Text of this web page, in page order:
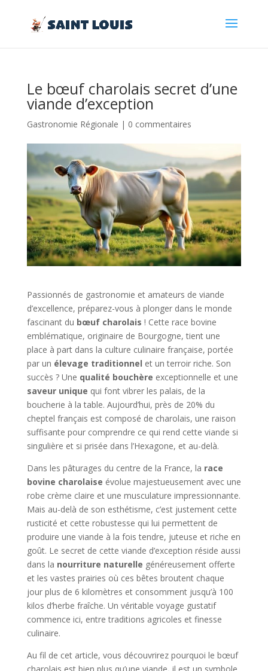
Le bœuf charolais secret d’une
viande d’exception
Gastronomie Régionale | 0 commentaires
Passionnés de gastronomie et amateurs de viande
d’excellence, préparez-vous à plonger dans le monde
fascinant du bœuf charolais ! Cette race bovine
emblématique, originaire de Bourgogne, tient une
place à part dans la culture culinaire française, portée
par un élevage traditionnel et un terroir riche. Son
succès ? Une qualité bouchère exceptionnelle et une
saveur unique qui font vibrer les palais, de la
boucherie à la table. Aujourd’hui, près de 20% du
cheptel français est composé de charolais, une raison
suffisante pour comprendre ce qui rend cette viande si
singulière et si prisée dans l’Hexagone, et au-delà.
Dans les pâturages du centre de la France, la race
bovine charolaise évolue majestueusement avec une
robe crème claire et une musculature impressionnante.
Mais au-delà de son esthétisme, c’est justement cette
rusticité et cette robustesse qui lui permettent de
produire une viande à la fois tendre, juteuse et riche en
goût. Le secret de cette viande d’exception réside aussi
dans la nourriture naturelle généreusement offerte
et les vastes prairies où ces bêtes broutent chaque
jour plus de 6 kilomètres et consomment jusqu’à 100
kilos d’herbe fraîche. Un véritable voyage gustatif
commence ici, entre traditions agricoles et finesse
culinaire.
Au fil de cet article, vous découvrirez pourquoi le bœuf
charolais est bien plus qu’une viande, il est un symbole